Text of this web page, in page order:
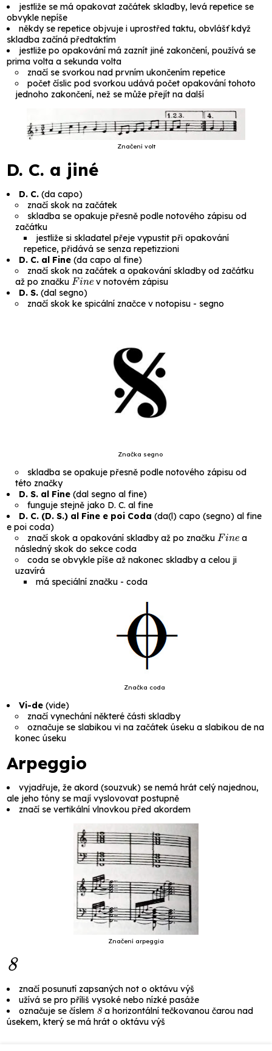
jestliže se má opakovat začátek skladby, levá repetice se
obvykle nepíše
někdy se repetice objvuje i uprostřed taktu, obvlášť když
skladba začíná předtaktím
jestliže po opakování má zaznít jiné zakončení, používá se
prima volta a sekunda volta
značí se svorkou nad prvním ukončením repetice
počet číslic pod svorkou udává počet opakování tohoto
jednoho zakončení, než se může přejít na další
Značení volt
D. C. a jiné
D. C. (da capo)
značí skok na začátek
skladba se opakuje přesně podle notového zápisu od
začátku
jestliže si skladatel přeje vypustit při opakování
repetice, přidává se senza repetizzioni
D. C. al Fine (da capo al fine)
značí skok na začátek a opakování skladby od začátku
až po značku
Fine
v notovém zápisu
D. S. (dal segno)
značí skok ke spicální značce v notopisu - segno
Značka segno
skladba se opakuje přesně podle notového zápisu od
této značky
D. S. al Fine (dal segno al fine)
funguje stejně jako D. C. al fine
D. C. (D. S.) al Fine e poi Coda (da(l) capo (segno) al fine
e poi coda)
značí skok a opakování skladby až po značku
Fine
a
následný skok do sekcecoda
coda se obvykle píše až nakonec skladby a celou ji
uzavírá
má speciální značku -coda
Značka coda
Vi-de (vide)
značí vynechání některé části skladby
označuje se slabikouvi na začátek úseku a slabikoude na
konec úseku
Arpeggio
vyjadřuje, že akord (souzvuk) se nemá hrát celý najednou,
ale jeho tóny se mají vyslovovat postupně
značí se vertikální vlnovkou před akordem
Značení arpeggia
8
značí posunutí zapsaných not o oktávu výš
užívá se pro příliš vysoké nebo nízké pasáže
označuje se číslem
8
a horizontální tečkovanou čarou nad
úsekem, který se má hrát o oktávu výš